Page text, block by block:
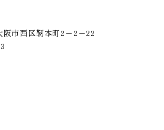
市西区靭本町2－2－22